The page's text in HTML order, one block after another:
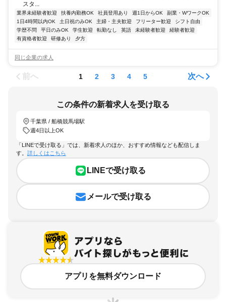
スタ...
業界未経験者歓迎 扶養内勤務OK 社員登用あり 週1日からOK
副業・WワークOK
1日4時間以内OK
土日祝のみOK 主婦・主夫歓迎 フリーター歓迎
シフト自由
学歴不問
平日のみOK 学生歓迎 転勤なし 英語 未経験者歓迎
経験者歓迎
有資格者歓迎
研修あり 夕方
同じ企業の求人
前へ 1 2 3 4 5 次へ
この条件の新着求人を受け取る
千葉県 / 船橋競馬場駅
週4日以上OK
「LINEで受け取る」では、新着求人のほか、おすすめ情報なども配信しま
す。 詳しくはこちら
LINEで受け取る
メールで受け取る
アプリを無料ダウンロード